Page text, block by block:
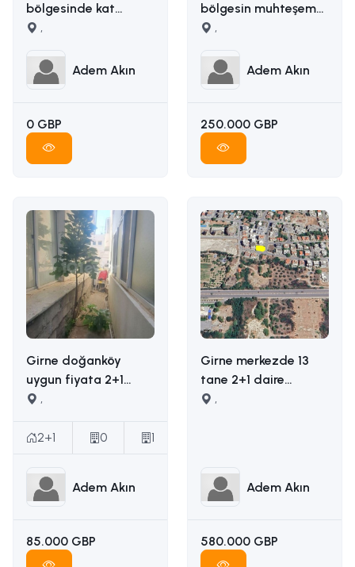
bölgesinde kat
karşılığı arazi
05338314949
,
Adem Akın
0 GBP
bölgesin muhteşem
manzaralı satılık arsa
05338314949
,
Adem Akın
250.000 GBP
Girne doğanköy
uygun fiyata 2+1
satılık daire İLETİŞİM
05338314949
,
2+1 0 1
Adem Akın
85.000 GBP
Girne merkezde 13
tane 2+1 daire
yapımına uygun
05338314949
,
Adem Akın
580.000 GBP